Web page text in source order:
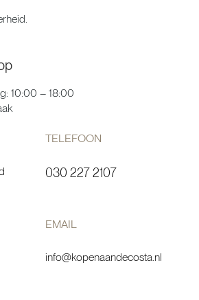
10:00 – 18:00
TELEFOON
030 227 2107
EMAIL
info@kopenaandecosta.nl